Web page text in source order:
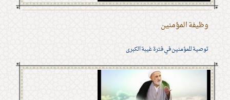
وظيفة المؤمنين
توصية للمؤمنين في فترة غيبة الكبرى